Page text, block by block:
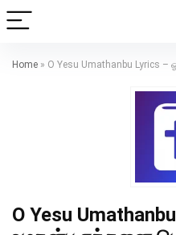
Home » O Yesu Umathanbu Lyrics –
O Yesu